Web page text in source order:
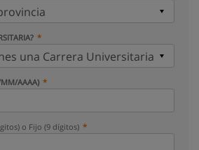
AAAA)
o Fijo (9 dígitos)